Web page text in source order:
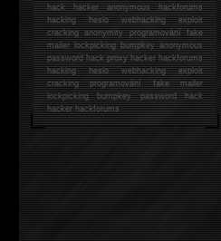
hackhacker anonymous hackforums
hackingheslo webhacking exploit
cracking anonymity programování fake
mailer lockpicking bumpkey anonymous
password hack proxy hacker hackforums
hacking heslo webhacking exploit
cracking programování fake mailer
lockpicking bumpkey password hack
hackerhackforums